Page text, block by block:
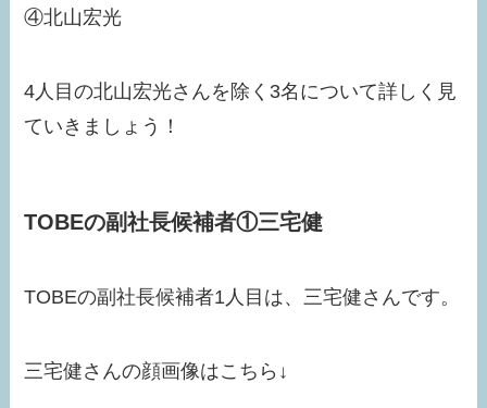
④北山宏光
4人目の北山宏光さんを除く3名について詳しく見
ていきましょう！
TOBEの副社長候補者①三宅健
TOBEの副社長候補者1人目は、三宅健さんです。
三宅健さんの顔画像はこちら↓